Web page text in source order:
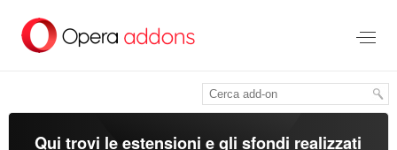
contenuto
Qui trovi le estensioni e gli sfondi realizzati